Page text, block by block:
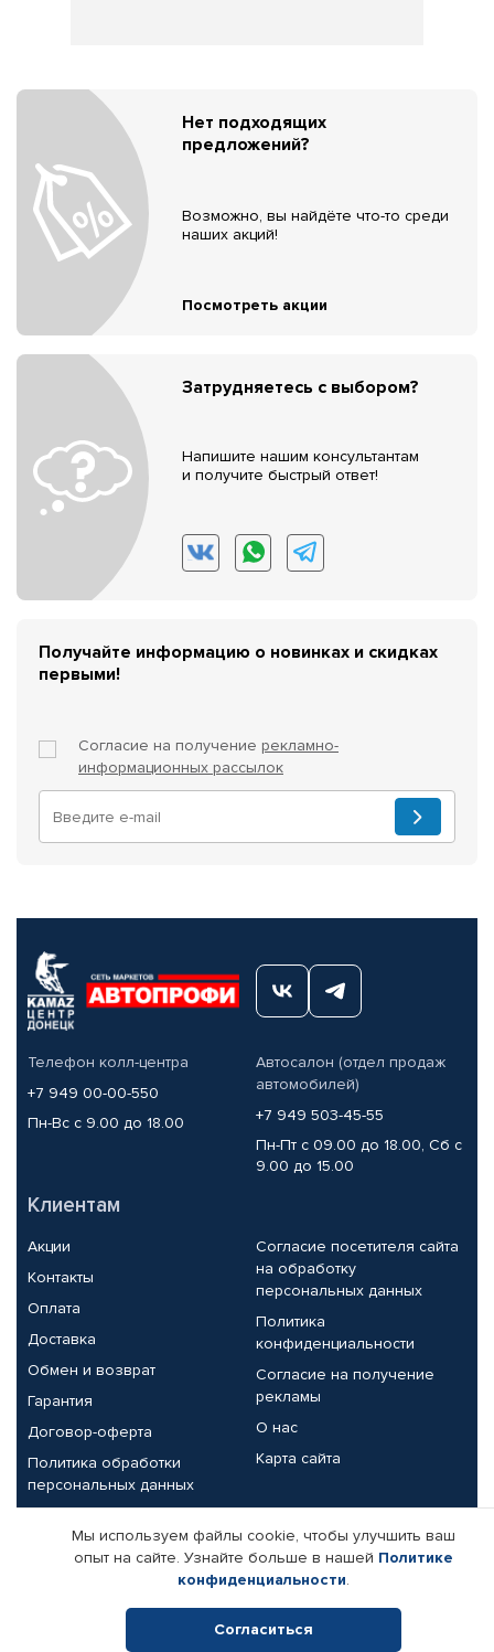
Нет подходящих
предложений?
Возможно, вы найдёте что-то среди
наших акций!
Посмотреть акции
Затрудняетесь с выбором?
Напишите нашим консультантам
и получите быстрый ответ!
Получайте информацию о новинках и скидках
первыми!
Согласие на получение рекламно-
информационных рассылок
Телефон колл-центра
+7 949 00-00-550
Пн-Вс с 9.00 до 18.00
Автосалон (отдел продаж
автомобилей)
+7 949 503-45-55
Пн-Пт с 09.00 до 18.00, Сб с
9.00 до 15.00
Клиентам
Акции
Контакты
Оплата
Доставка
Обмен и возврат
Гарантия
Договор-оферта
Политика обработки
персональных данных
Согласие посетителя сайта
на обработку
персональных данных
Политика
конфиденциальности
Согласие на получение
рекламы
О нас
Карта сайта
Партнерам
Корпоративным клиентам
Поставщикам
Реквизиты компании
Мы используем файлы cookie, чтобы улучшить ваш
опыт на сайте. Узнайте больше в нашей Политике
конфиденциальности.
Согласиться